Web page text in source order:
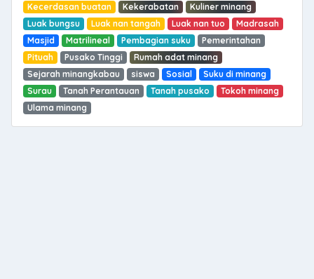
Kecerdasan buatan
Kekerabatan
Kuliner minang
Luak bungsu
Luak nan tangah Luak nan tuo
Madrasah
Masjid
Matrilineal Pembagian suku
Pemerintahan
Pituah
Pusako Tinggi
Rumah adat minang
Sejarah minangkabau
siswa Sosial
Suku di minang
Surau
Tanah Perantauan Tanah pusako
Tokoh minang
Ulama minang